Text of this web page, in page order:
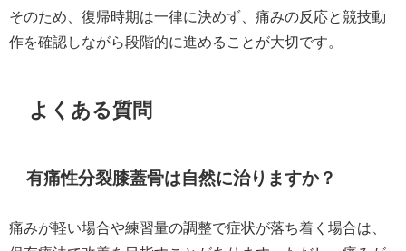
そのため、復帰時期は一律に決めず、痛みの反応と競技動
作を確認しながら段階的に進めることが大切です。
よくある質問
有痛性分裂膝蓋骨は自然に治りますか？
痛みが軽い場合や練習量の調整で症状が落ち着く場合は、